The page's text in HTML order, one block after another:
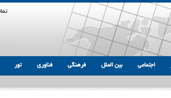
اجتماعی بین الملل فرهنگی فناوری تور